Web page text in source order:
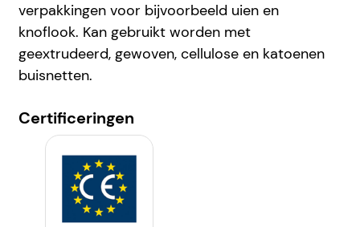
verpakkingen voor bijvoorbeeld uien en
knoflook. Kan gebruikt worden met
geextrudeerd, gewoven, cellulose en katoenen
buisnetten.
Certificeringen